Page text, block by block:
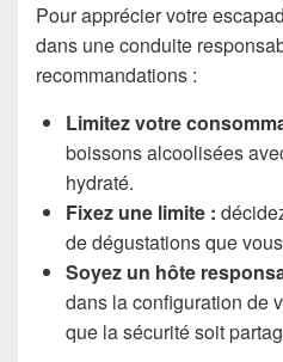
Pour apprécier votre
dans une conduite
recommandations :
Limitez votre
boissons alcoolisées
hydraté.
Fixez une limite :
de dégustations que
Soyez un hôte
dans la configuration de
que la sécurité soit